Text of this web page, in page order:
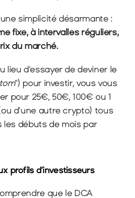
fixe, à intervalles réguliers,
du marché.
lieu d'essayer de deviner le
") pour investir, vous vous
pour 25€, 50€, 100€ ou 1
d'une autre crypto) tous
les débuts de mois par
profils d'investisseurs
que le DCA